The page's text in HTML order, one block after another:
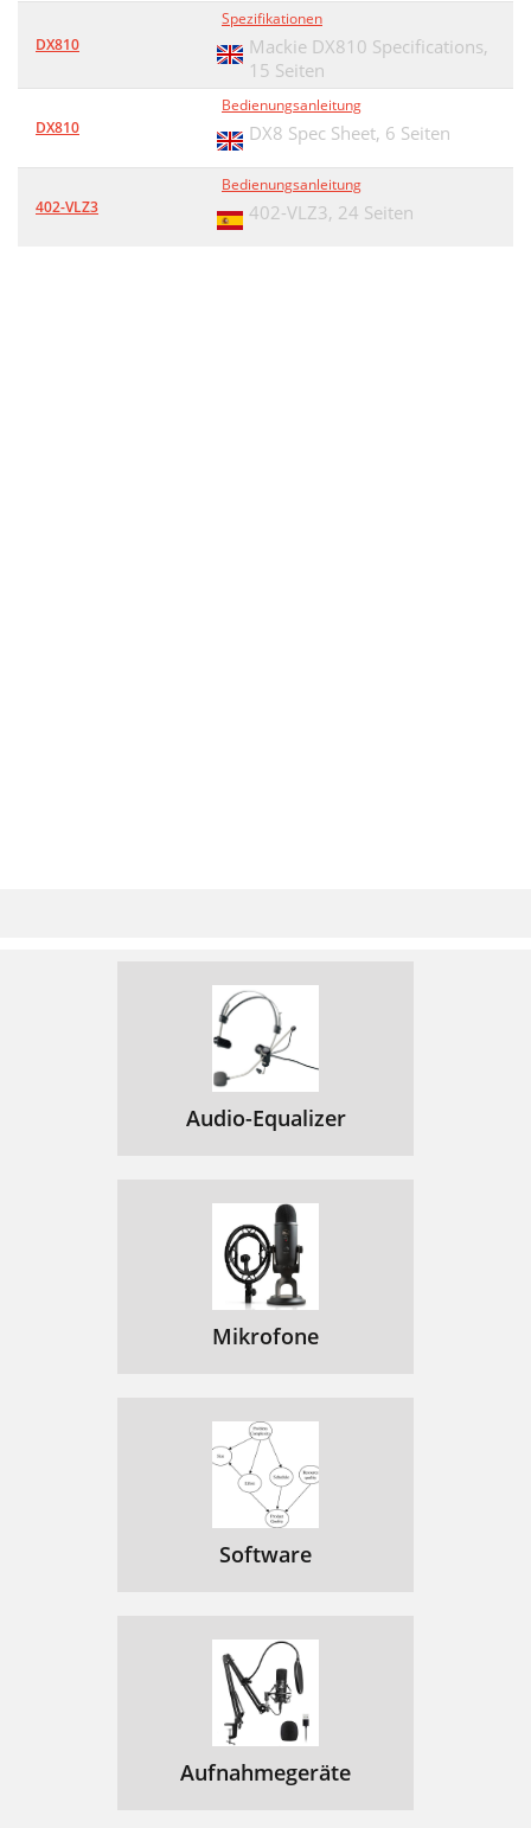
DX810
Spezifikationen
Mackie DX810 Specifications,
15 Seiten
DX810
Bedienungsanleitung
DX8 Spec Sheet, 6 Seiten
402-VLZ3
Bedienungsanleitung
402-VLZ3, 24 Seiten
Audio-Equalizer
Mikrofone
Software
Aufnahmegeräte